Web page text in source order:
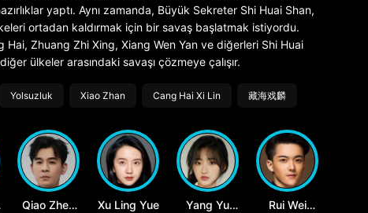
yaptı. Aynı zamanda, Büyük Sekreter Shi Huai Shan,
ortadan kaldırmak için bir savaş başlatmak istiyordu.
Hai, Zhuang Zhi Xing, Xiang Wen Yan ve diğerleri Shi Huai
ülkeler arasındaki savaşı çözmeye çalışır.
Yolsuzluk Xiao Zhan Cang Hai Xi Lin 藏海戏麟
Qiao Zhen
Xu Ling Yue
Yang Yu
Rui Wei